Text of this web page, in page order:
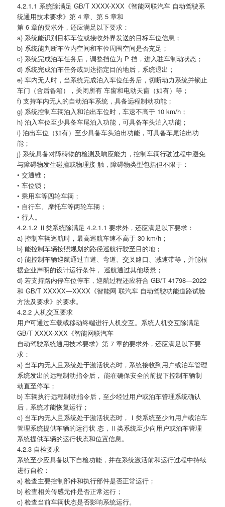
4.2.1.1 系统除满足 GB/T XXXX-XXX《智能网联汽车 自动驾驶系
统通用技术要求》第 4 章、第 5 章和
第 6 章的要求外，还应满足以下要求：
a) 系统能识别目标车位或接收外界发送的目标车位信息；
b) 系统能判断车位内空间和车位周围空间是否充足；
c) 系统完成泊车任务后，调整挡位为 P 挡，进入驻车制动状态；
d) 系统完成泊车任务或到达指定目的地后，系统退出；
e) 车内无人时，当系统完成泊入车位任务后，切断动力系统并锁止
车门（含后备箱），关闭所有 车窗和电动天窗（如有）等；
f) 支持车内无人的自动泊车系统，具备远程制动功能；
g) 系统控制车辆泊入和泊出车位时，车速不高于 10 km/h；
h) 泊入车位至少具备车尾泊入功能，可具备车头泊入功能；
i) 泊出车位（如有）至少具备车头泊出功能，可具备车尾泊出功
能；
j) 系统具备对障碍物的检测及响应能力，控制车辆行驶过程中避免
与障碍物发生碰撞或物理接 触，障碍物类型包括但不限于：
• 交通锥；
• 车位锁；
• 乘用车等四轮车辆；
• 自行车、摩托车等两轮车辆；
• 行人。
4.2.1.2 Ⅱ类系统除满足 4.2.1.1 要求外，还应满足以下要求：
a) 控制车辆巡航时，最高巡航车速不高于 30 km/h；
b) 能控制车辆按照规划的路径巡航行驶至目的地；
c) 能控制车辆巡航通过直道、弯道、交叉路口、减速带等，并能根
据企业声明的设计运行条件， 巡航通过其他场景；
d) 若支持路内停车位停车，巡航过程还应符合 GB/T 41798—2022
和 GB/T XXXXX—XXXX《智能网 联汽车 自动驾驶功能道路试验
方法及要求》的要求。
4.2.2 人机交互要求
用户可通过车载或移动终端进行人机交互。系统人机交互除满足
GB/T XXXX-XXX《智能网联汽车
自动驾驶系统通用技术要求》第 7 章的要求外，还应满足以下要
求：
a) 当车内无人且系统处于激活状态时，系统接收到用户或泊车管理
系统发出的远程制动指令后， 能在确保安全的前提下控制车辆制
动直至停车；
b) 车辆执行远程制动指令后，至少经过用户或泊车管理系统确认
后，系统才能恢复运行；
c) 当车内无人且系统处于激活状态时，Ⅰ类系统至少向用户或泊车
管理系统提供车辆的运行状 态，Ⅱ类系统至少向用户或泊车管理
系统提供车辆的运行状态和位置信息。
4.2.3 自检要求
系统至少应具备以下自检功能，并在系统激活前和运行过程中持续
进行自检：
a) 检查主要控制部件和执行部件是否正常运行；
b) 检查相关传感元件是否正常运行；
c) 检查当前车辆状态是否影响系统运行。